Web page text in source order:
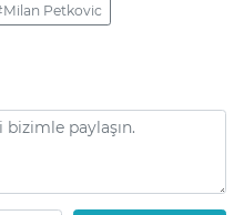
Petkovic